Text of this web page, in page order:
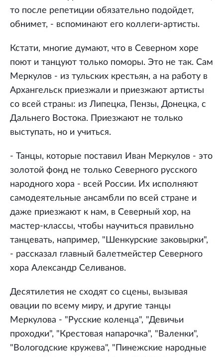
то после репетиции обязательно подойдет,
обнимет, - вспоминают его коллеги-артисты.
Кстати, многие думают, что в Северном хоре
поют и танцуют только поморы. Это не так. Сам
Меркулов - из тульских крестьян, а на работу в
Архангельск приезжали и приезжают артисты
со всей страны: из Липецка, Пензы, Донецка, с
Дальнего Востока. Приезжают не только
выступать, но и учиться.
- Танцы, которые поставил Иван Меркулов - это
золотой фонд не только Северного русского
народного хора - всей России. Их исполняют
самодеятельные ансамбли по всей стране и
даже приезжают к нам, в Северный хор, на
мастер-классы, чтобы научиться правильно
танцевать, например, "Шенкурские заковырки",
- рассказал главный балетмейстер Северного
хора Александр Селиванов.
Десятилетия не сходят со сцены, вызывая
овации по всему миру, и другие танцы
Меркулова - "Русские коленца", "Девичьи
проходки", "Крестовая напарочка", "Валенки",
"Вологодские кружева", "Пинежские народные